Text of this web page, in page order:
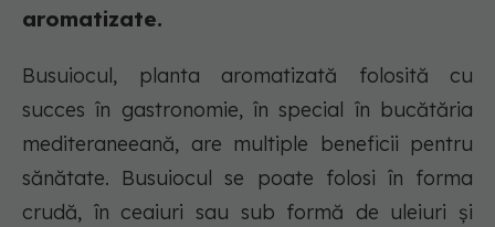
aromatizate.
Busuiocul, planta aromatizată folosită cu
succes în gastronomie, în special în bucătăria
mediteraneeană, are multiple beneficii pentru
sănătate. Busuiocul se poate folosi în forma
crudă, în ceaiuri sau sub formă de uleiuri și